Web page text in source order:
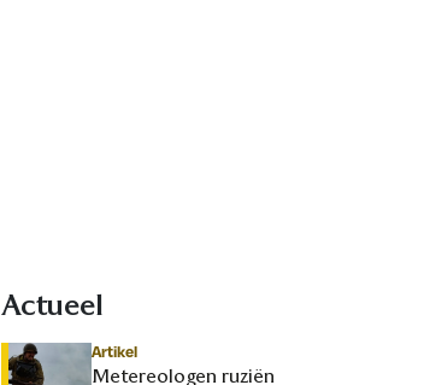
Actueel
Artikel
Metereologen ruziën